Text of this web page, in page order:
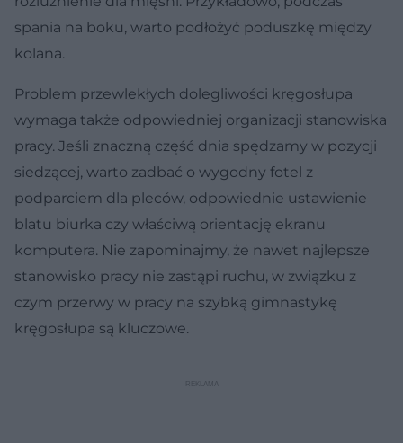
spania na boku, warto podłożyć poduszkę między
kolana.
Problem przewlekłych dolegliwości kręgosłupa
wymaga także odpowiedniej organizacji stanowiska
pracy. Jeśli znaczną część dnia spędzamy w pozycji
siedzącej, warto zadbać o wygodny fotel z
podparciem dla pleców, odpowiednie ustawienie
blatu biurka czy właściwą orientację ekranu
komputera. Nie zapominajmy, że nawet najlepsze
stanowisko pracy nie zastąpi ruchu, w związku z
czym przerwy w pracy na szybką gimnastykę
kręgosłupa są kluczowe.